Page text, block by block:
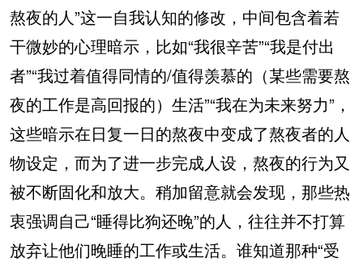
熬夜的人”这一自我认知的修改，中间包含着若
干微妙的心理暗示，比如“我很辛苦”“我是付出
者”“我过着值得同情的/值得羡慕的（某些需要熬
夜的工作是高回报的）生活”“我在为未来努力”，
这些暗示在日复一日的熬夜中变成了熬夜者的人
物设定，而为了进一步完成人设，熬夜的行为又
被不断固化和放大。稍加留意就会发现，那些热
衷强调自己“睡得比狗还晚”的人，往往并不打算
放弃让他们晚睡的工作或生活。谁知道那种“受